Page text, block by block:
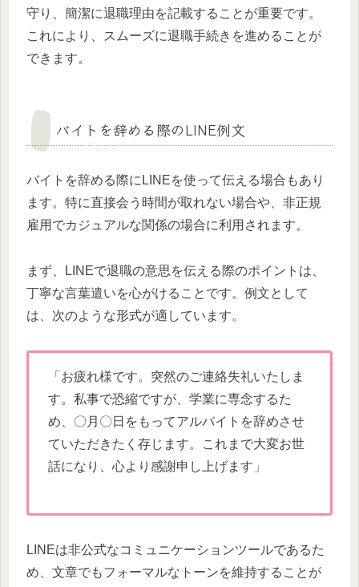
守り、簡潔に退職理由を記載することが重要です。
これにより、スムーズに退職手続きを進めることが
できます。
バイトを辞める際のLINE例文
バイトを辞める際にLINEを使って伝える場合もあり
ます。特に直接会う時間が取れない場合や、非正規
雇用でカジュアルな関係の場合に利用されます。
まず、LINEで退職の意思を伝える際のポイントは、
丁寧な言葉遣いを心がけることです。例文として
は、次のような形式が適しています。
「お疲れ様です。突然のご連絡失礼いたしま
す。私事で恐縮ですが、学業に専念するた
め、〇月〇日をもってアルバイトを辞めさせ
ていただきたく存じます。これまで大変お世
話になり、心より感謝申し上げます」
LINEは非公式なコミュニケーションツールであるた
め、文章でもフォーマルなトーンを維持することが